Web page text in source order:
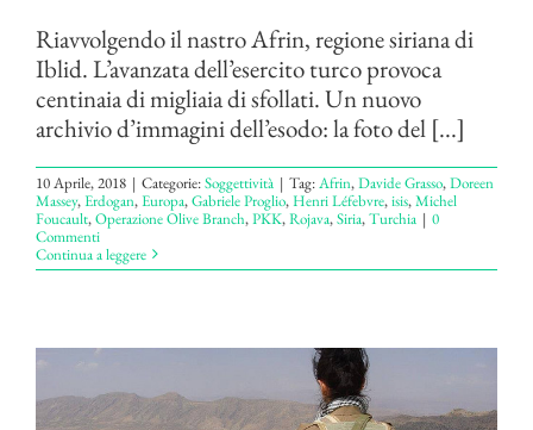
Riavvolgendo il nastro Afrin, regione siriana di
Iblid. L’avanzata dell’esercito turco provoca
centinaia di migliaia di sfollati. Un nuovo
archivio d’immagini dell’esodo: la foto del [...]
10 Aprile, 2018 | Categorie:Soggettività | Tag:Afrin,Davide Grasso,Doreen
Massey,Erdogan,Europa,Gabriele Proglio,Henri Léfebvre,isis,Michel
Foucault,Operazione Olive Branch,PKK,Rojava,Siria,Turchia | 0
Commenti
Continua a leggere